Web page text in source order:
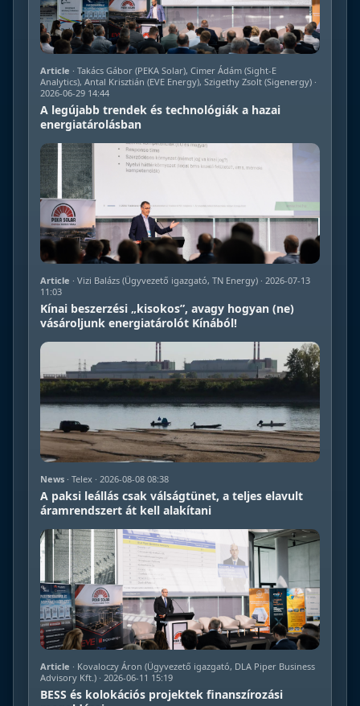
Article · Takács Gábor (PEKA Solar), Cimer Ádám (Sight-E
Analytics), Antal Krisztián (EVE Energy), Szigethy Zsolt (Sigenergy) ·
2026-06-29 14:44
A legújabb trendek és technológiák a hazai
energiatárolásban
Article · Vizi Balázs (Ügyvezető igazgató, TN Energy) · 2026-07-13
11:03
Kínai beszerzési „kisokos”, avagy hogyan (ne)
vásároljunk energiatárolót Kínából!
News · Telex · 2026-08-08 08:38
A paksi leállás csak válságtünet, a teljes elavult
áramrendszert át kell alakítani
Article · Kovaloczy Áron (Ügyvezető igazgató, DLA Piper Business
Advisory Kft.) · 2026-06-11 15:19
BESS és kolokációs projektek finanszírozási